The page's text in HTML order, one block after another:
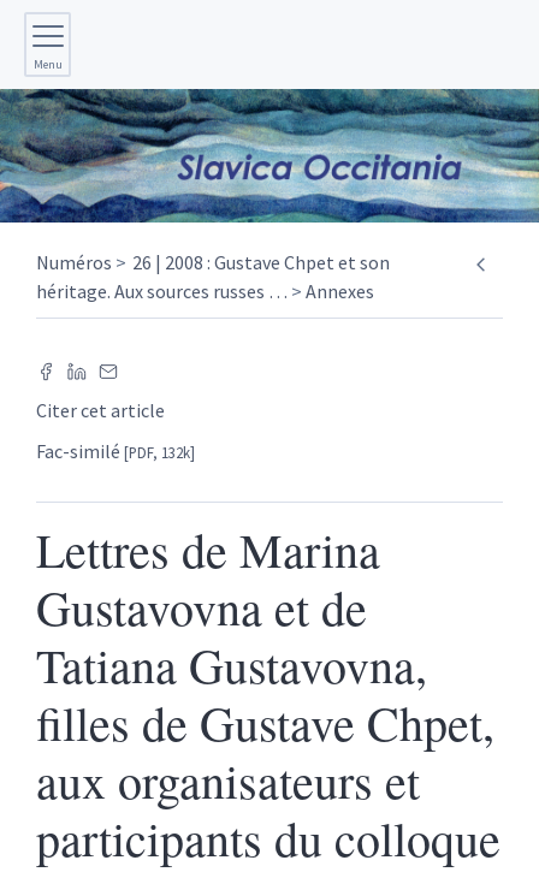
Menu
Numéros
26 | 2008 : Gustave Chpet et son
héritage. Aux sources russes … Annexes
Citer cet article
Fac-similé [PDF, 132k]
Lettres de Marina
Gustavovna et de
Tatiana Gustavovna,
filles de Gustave Chpet,
aux organisateurs et
participants du colloque